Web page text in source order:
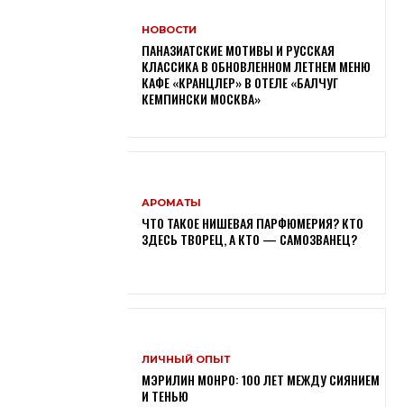
НОВОСТИ
ПАНАЗИАТСКИЕ МОТИВЫ И РУССКАЯ
КЛАССИКА В ОБНОВЛЕННОМ ЛЕТНЕМ МЕНЮ
КАФЕ «КРАНЦЛЕР» В ОТЕЛЕ «БАЛЧУГ
КЕМПИНСКИ МОСКВА»
АРОМАТЫ
ЧТО ТАКОЕ НИШЕВАЯ ПАРФЮМЕРИЯ? КТО
ЗДЕСЬ ТВОРЕЦ, А КТО — САМОЗВАНЕЦ?
ЛИЧНЫЙ ОПЫТ
МЭРИЛИН МОНРО: 100 ЛЕТ МЕЖДУ СИЯНИЕМ
И ТЕНЬЮ